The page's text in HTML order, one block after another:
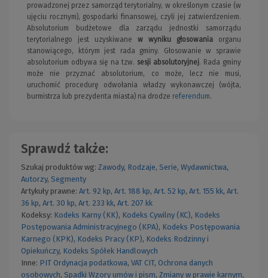
prowadzonej przez samorząd terytorialny, w określonym czasie (w
ujęciu rocznym), gospodarki finansowej, czyli jej zatwierdzeniem.
Absolutorium budżetowe dla zarządu jednostki samorządu
terytorialnego jest uzyskiwane w wyniku głosowania organu
stanowiącego, którym jest rada gminy. Głosowanie w sprawie
absolutorium odbywa się na tzw. sesji absolutoryjnej. Rada gminy
może nie przyznać absolutorium, co może, lecz nie musi,
uruchomić procedurę odwołania władzy wykonawczej (wójta,
burmistrza lub prezydenta miasta) na drodze referendum.
Sprawdź także:
Szukaj produktów wg: Zawody, Rodzaje, Serie, Wydawnictwa,
Autorzy, Segmenty
Artykuły prawne: Art. 92 kp, Art. 188 kp, Art. 52 kp, Art. 155 kk, Art.
36 kp, Art. 30 kp, Art. 233 kk, Art. 207 kk
Kodeksy: Kodeks Karny (KK), Kodeks Cywilny (KC), Kodeks
Postępowania Administracyjnego (KPA), Kodeks Postępowania
Karnego (KPK), Kodeks Pracy (KP), Kodeks Rodzinny i
Opiekuńczy, Kodeks Spółek Handlowych
Inne: PIT Ordynacja podatkowa, VAT CIT, Ochrona danych
osobowych, Spadki Wzory umów i pism, Zmiany w prawie karnym,